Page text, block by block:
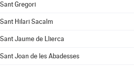
Sant Gregori
Sant Hilari Sacalm
Sant Jaume de Llierca
Sant Joan de les Abadesses